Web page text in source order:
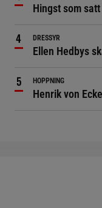
Hingst som
DRESSYR
Ellen Hedbys
HOPPNING
Henrik von